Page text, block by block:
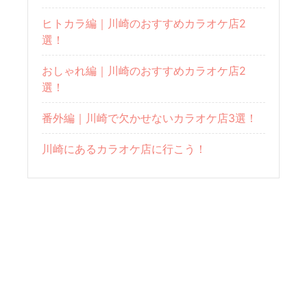
ヒトカラ編｜川崎のおすすめカラオケ店2
選！
おしゃれ編｜川崎のおすすめカラオケ店2
選！
番外編｜川崎で欠かせないカラオケ店3選！
川崎にあるカラオケ店に行こう！